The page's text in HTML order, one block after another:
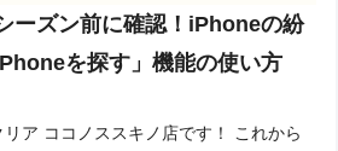
ーズン前に確認！iPhoneの紛
を探す」機能の使い方
ア ココノススキノ店です！ これから